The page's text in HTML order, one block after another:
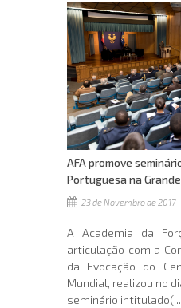
AFA promove
Portuguesa na
23 de Novembro de 2017
A Academia da
articulação com a
da Evocação do
Mundial, realizou no
seminário